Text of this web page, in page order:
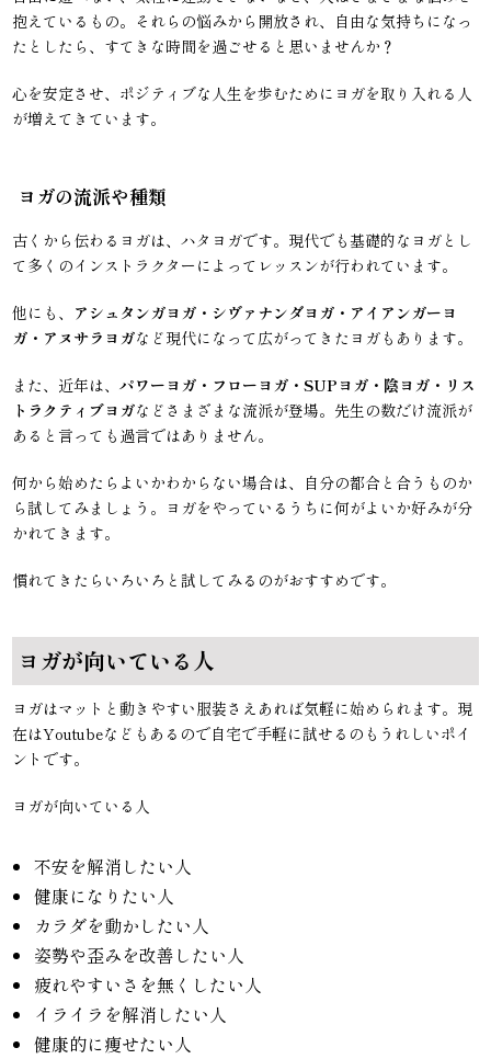
抱えているもの。それらの悩みから開放され、自由な気持ちになっ
たとしたら、すてきな時間を過ごせると思いませんか？
心を安定させ、ポジティブな人生を歩むためにヨガを取り入れる人
が増えてきています。
ヨガの流派や種類
古くから伝わるヨガは、ハタヨガです。現代でも基礎的なヨガとし
て多くのインストラクターによってレッスンが行われています。
他にも、 アシュタンガヨガ・シヴァナンダヨガ・アイアンガーヨ
ガ・アヌサラヨガなど現代になって広がってきたヨガもあります。
また、近年は、パワーヨガ・フローヨガ・SUPヨガ・陰ヨガ・リス
トラクティブヨガなどさまざまな流派が登場。先生の数だけ流派が
あると言っても過言ではありません。
何から始めたらよいかわからない場合は、自分の都合と合うものか
ら試してみましょう。ヨガをやっているうちに何がよいか好みが分
かれてきます。
慣れてきたらいろいろと試してみるのがおすすめです。
ヨガが向いている人
ヨガはマットと動きやすい服装さえあれば気軽に始められます。現
在はYoutubeなどもあるので自宅で手軽に試せるのもうれしいポイ
ントです。
ヨガが向いている人
不安を解消したい人
健康になりたい人
カラダを動かしたい人
姿勢や歪みを改善したい人
疲れやすいさを無くしたい人
イライラを解消したい人
健康的に痩せたい人